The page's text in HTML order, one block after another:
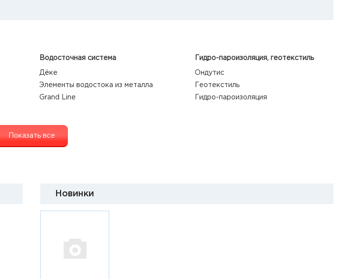
Водосточная система
Дёке
Элементы водостока из металла
Grand Line
Гидро-пароизоляция, геотекстиль
Ондутис
Геотекстиль
Гидро-пароизоляция
Показать все
Новинки